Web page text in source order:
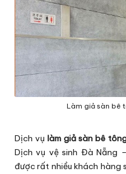
Làm giả sàn bê
Dịch vụ làm giả sàn bê
Dịch vụ vệ sinh Đà Nẵng
được rất nhiều khách hàng